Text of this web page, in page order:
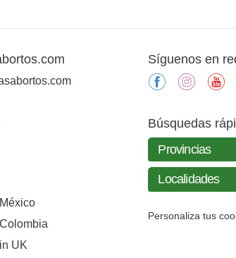
UK
Síguenos en
facebook
Búsquedas
Personaliza tus